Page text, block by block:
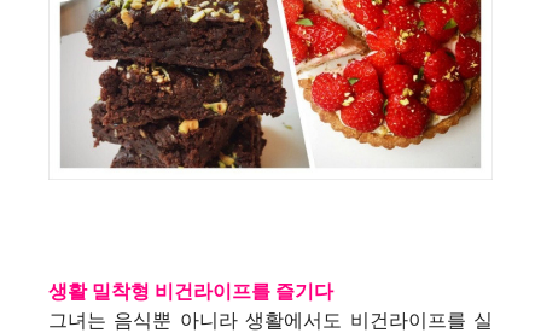
생활 밀착형 비건라이프를 즐기다
그녀는 음식뿐 아니라 생활에서도 비건라이프를 실